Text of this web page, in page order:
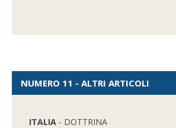
NUMERO 11 - ALTRI ARTICOLI
ITALIA - DOTTRINA